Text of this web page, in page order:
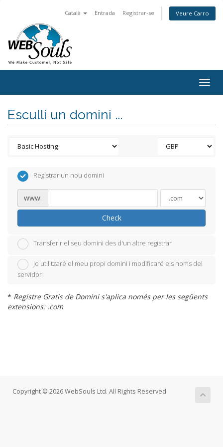
Català Entrada Registrar-se Veure Carro
Esculli un domini ...
Registrar un nou domini
www.
Check
Transferir el seu domini des d'un altre registrar
Jo utilitzaré el meu propi domini i modificaré els noms del
servidor
* Registre Gratis de Domini s'aplica només per les següents
extensions: .com
Copyright © 2026 WebSouls Ltd. All Rights Reserved.